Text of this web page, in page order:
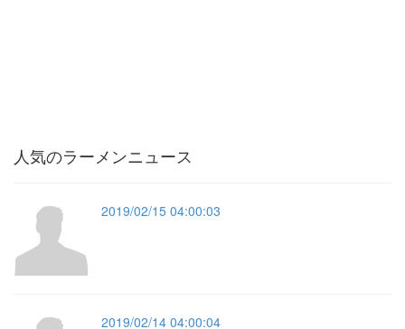
人気のラーメンニュース
2019/02/15 04:00:03
2019/02/14 04:00:04